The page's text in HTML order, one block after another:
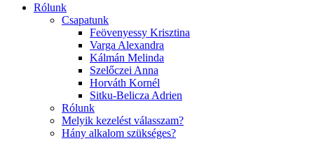
Rólunk
Csapatunk
Feövenyessy Krisztina
Varga Alexandra
Kálmán Melinda
Szelőczei Anna
Horváth Kornél
Sitku-Belicza Adrien
Rólunk
Melyik kezelést válasszam?
Hány alkalom szükséges?